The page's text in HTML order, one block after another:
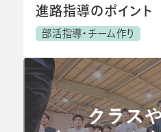
進路指導のポイント
部活指導・チーム作り